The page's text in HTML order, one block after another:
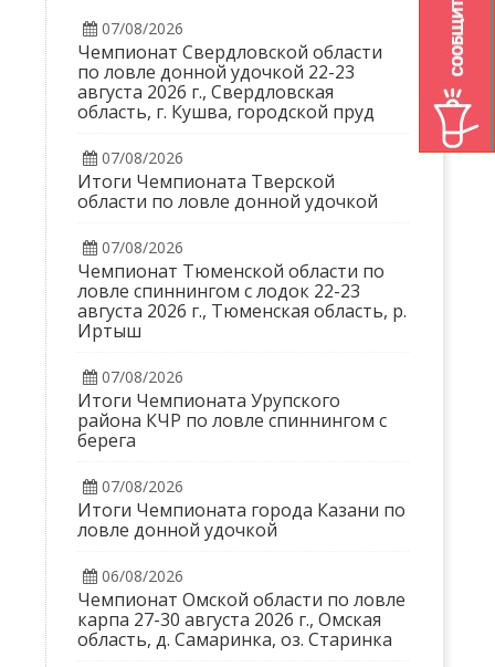
07/08/2026
Чемпионат Свердловской области
по ловле донной удочкой 22-23
августа 2026 г., Свердловская
область, г. Кушва, городской пруд
07/08/2026
Итоги Чемпионата Тверской
области по ловле донной удочкой
07/08/2026
Чемпионат Тюменской области по
ловле спиннингом с лодок 22-23
августа 2026 г., Тюменская область, р.
Иртыш
07/08/2026
Итоги Чемпионата Урупского
района КЧР по ловле спиннингом с
берега
07/08/2026
Итоги Чемпионата города Казани по
ловле донной удочкой
06/08/2026
Чемпионат Омской области по ловле
карпа 27-30 августа 2026 г., Омская
область, д. Самаринка, оз. Старинка